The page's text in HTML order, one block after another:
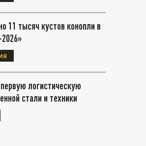
11 тысяч кустов конопли в
логистическую
стали и техники